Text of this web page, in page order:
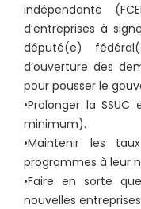
indépendante
d’entreprises à
député(e)
d’ouverture des
pour pousser le
•Prolonger la
minimum).
•Maintenir les
programmes à leur
•Faire en sorte
nouvelles